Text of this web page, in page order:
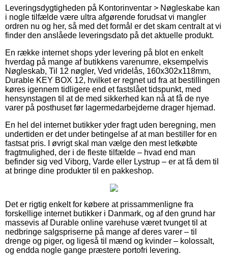
Leveringsdygtigheden på Kontorinventar > Nøgleskabe kan
i nogle tilfælde være ultra afgørende forudsat vi mangler
ordren nu og her, så med det formål er det skam centralt at vi
finder den anslåede leveringsdato på det aktuelle produkt.
En række internet shops yder levering på blot en enkelt
hverdag på mange af butikkens varenumre, eksempelvis
Nøgleskab, Til 12 nøgler, Ved vridelås, 160x302x118mm,
Durable KEY BOX 12, hvilket er regnet ud fra at bestillingen
køres igennem tidligere end et fastslået tidspunkt, med
hensynstagen til at de med sikkerhed kan nå at få de nye
varer på posthuset før lagermedarbejderne drager hjemad.
En hel del internet butikker yder fragt uden beregning, men
undertiden er det under betingelse af at man bestiller for en
fastsat pris. I øvrigt skal man vælge den mest letkøbte
fragtmulighed, der i de fleste tilfælde – hvad end man
befinder sig ved Viborg, Varde eller Lystrup – er at få dem til
at bringe dine produkter til en pakkeshop.
Det er rigtig enkelt for købere at prissammenligne fra
forskellige internet butikker i Danmark, og af den grund har
massevis af Durable online varehuse været tvunget til at
nedbringe salgspriserne på mange af deres varer – til
drenge og piger, og ligeså til mænd og kvinder – kolossalt,
og endda nogle gange præstere portofri levering.